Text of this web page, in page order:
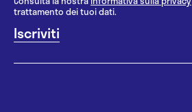
trattamento dei tuoi dati.